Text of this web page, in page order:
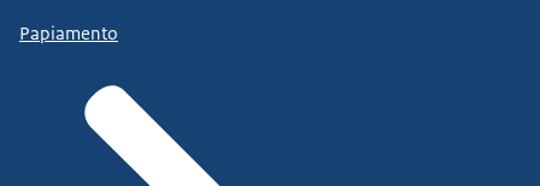
Papiamento